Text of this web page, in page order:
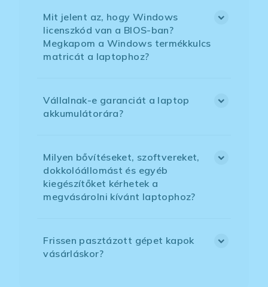
Mit jelent az, hogy Windows
licenszkód van a BIOS-ban?
Megkapom a Windows termékkulcs
matricát a laptophoz?
Vállalnak-e garanciát a laptop
akkumulátorára?
Milyen bővítéseket, szoftvereket,
dokkolóállomást és egyéb
kiegészítőket kérhetek a
megvásárolni kívánt laptophoz?
Frissen pasztázott gépet kapok
vásárláskor?